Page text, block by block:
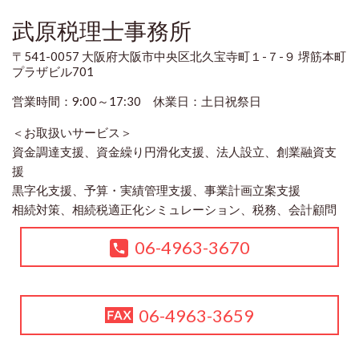
武原税理士事務所
〒541-0057 大阪府大阪市中央区北久宝寺町１-７-９ 堺筋本町
プラザビル701
営業時間：9:00～17:30 休業日：土日祝祭日
＜お取扱いサービス＞
資金調達支援、資金繰り円滑化支援、法人設立、創業融資支
援
黒字化支援、予算・実績管理支援、事業計画立案支援
相続対策、相続税適正化シミュレーション、税務、会計顧問
06-4963-3670
06-4963-3659